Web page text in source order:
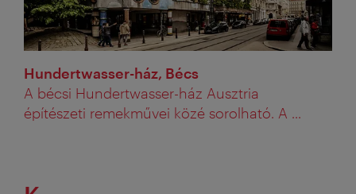
Hundertwasser-ház, Bécs
A bécsi Hundertwasser-ház Ausztria
építészeti remekművei közé sorolható. A ...